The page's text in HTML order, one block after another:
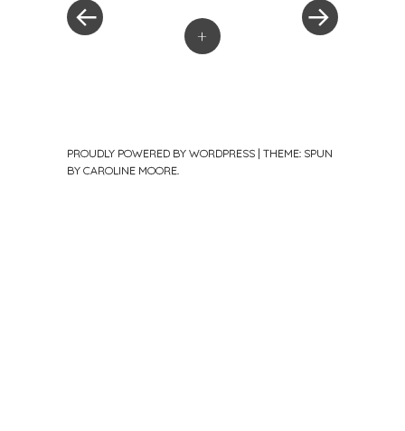
+
PROUDLY POWERED BY WORDPRESS | THEME: SPUN
BY CAROLINE MOORE.